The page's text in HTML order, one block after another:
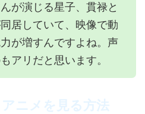
が演じる星子、貫禄と
居していて、映像で動
が増すんですよね。声
アリだと思います。
ニメを見る方法